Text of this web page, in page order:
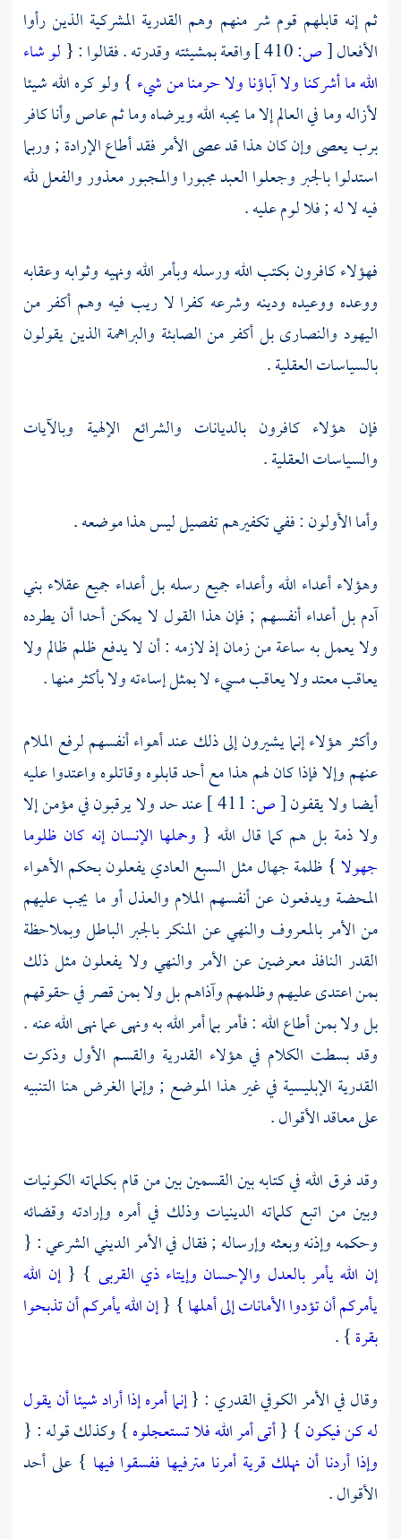
ثم إنه قابلهم قوم شر منهم وهم القدرية المشركية الذين رأوا
الأفعال[ص: واقعة بمشيئته وقدرته . فقالوا : { لو شاء
الله ما أشركنا ولا آباؤنا ولا حرمنا من شيء } ولو كره الله شيئا
لأزاله وما في العالم إلا ما يحبه الله ويرضاه وما ثم عاص وأنا كافر
برب يعصى وإن كان هذا قد عصى الأمر فقد أطاع الإرادة ; وربما
استدلوا بالجبر وجعلوا العبد مجبورا والمجبور معذور والفعل لله
فيه لا له ; فلا لوم عليه .
فهؤلاء كافرون بكتب الله ورسله وبأمر الله ونهيه وثوابه وعقابه
ووعده ووعيده ودينه وشرعه كفرا لا ريب فيه وهم أكفر من
اليهود والنصارىبل أكفر منالصابئة والبراهمة الذين يقولون
بالسياسات العقلية .
فإن هؤلاء كافرون بالديانات والشرائع الإلهية وبالآيات
والسياسات العقلية .
وأما الأولون : ففي تكفيرهم تفصيل ليس هذا موضعه .
وهؤلاء أعداء الله وأعداء جميع رسله بل أعداء جميع عقلاء بني
آدمبل أعداء أنفسهم ; فإن هذا القول لا يمكن أحدا أن يطرده
ولا يعمل به ساعة من زمان إذ لازمه : أن لا يدفع ظلم ظالم ولا
يعاقب معتد ولا يعاقب مسيء لا بمثل إساءته ولا بأكثر منها .
وأكثر هؤلاء إنما يشيرون إلى ذلك عند أهواء أنفسهم لرفع الملام
عنهم وإلا فإذا كان لهم هذا مع أحد قابلوه وقاتلوه واعتدوا عليه
أيضا ولا يقفون[ص:
عند حد ولا يرقبون في مؤمن إلا
ولا ذمة بل هم كما قال الله { وحملها الإنسان إنه كان ظلوما
جهولا} ظلمة جهال مثل السبع العادي يفعلون بحكم الأهواء
المحضة ويدفعون عن أنفسهم الملام والعذل أو ما يجب عليهم
من الأمر بالمعروف والنهي عن المنكر بالجبر الباطل وبملاحظة
القدر النافذ معرضين عن الأمر والنهي ولا يفعلون مثل ذلك
بمن اعتدى عليهم وظلمهم وآذاهم بل ولا بمن قصر في حقوقهم
بل ولا بمن أطاع الله : فأمر بما أمر الله به ونهى عما نهى الله عنه .
وقد بسطت الكلام في هؤلاء القدرية والقسم الأول وذكرت
القدرية الإبليسية في غير هذا الموضع ; وإنما الغرض هنا التنبيه
على معاقد الأقوال .
وقد فرق الله في كتابه بين القسمين بين من قام بكلماته الكونيات
وبين من اتبع كلماته الدينيات وذلك في أمره وإرادته وقضائه
وحكمه وإذنه وبعثه وإرساله ; فقال في الأمر الديني الشرعي : {
إن الله يأمر بالعدل والإحسان وإيتاء ذي القربى } {إن الله
يأمركم أن تؤدوا الأمانات إلى أهلها} {إن الله يأمركم أن تذبحوا
بقرة} .
وقال في الأمر الكوفي القدري : {إنما أمره إذا أراد شيئا أن يقول
له كن فيكون} {أتى أمر الله فلا تستعجلوه} وكذلك قوله : {
وإذا أردنا أن نهلك قرية أمرنا مترفيها ففسقوا فيها } على أحد
الأقوال .